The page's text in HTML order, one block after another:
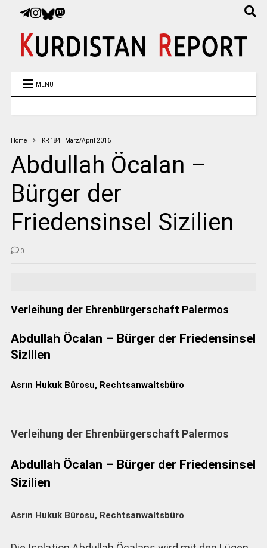
MENU
Home KR 184 | März/April 2016
Abdullah Öcalan –
Bürger der
Friedensinsel Sizilien
0
Verleihung der Ehrenbürgerschaft Palermos
Abdullah Öcalan – Bürger der Friedensinsel
Sizilien
Asrın Hukuk Bürosu, Rechtsanwaltsbüro
Verleihung der Ehrenbürgerschaft Palermos
Abdullah Öcalan – Bürger der Friedensinsel
Sizilien
Asrın Hukuk Bürosu, Rechtsanwaltsbüro